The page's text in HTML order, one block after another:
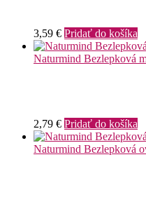
3,59 € Pridať do košíka
Naturmind Bezlepková
2,79 € Pridať do košíka
Naturmind Bezlepková